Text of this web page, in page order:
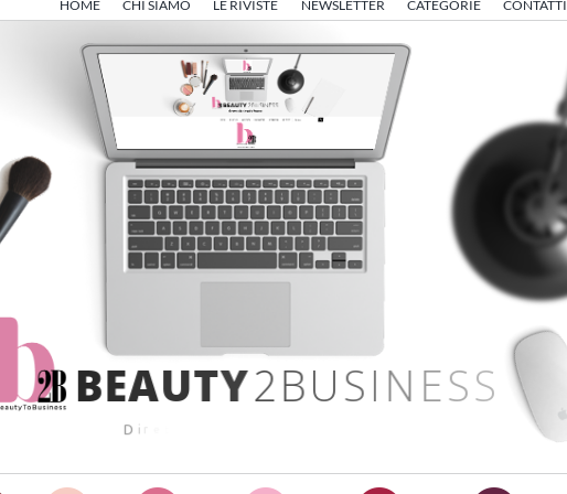
HOME CHI SIAMO LE RIVISTE NEWSLETTER CATEGORIE CONTATTI
BEAUTY2BUSINE SS
D i